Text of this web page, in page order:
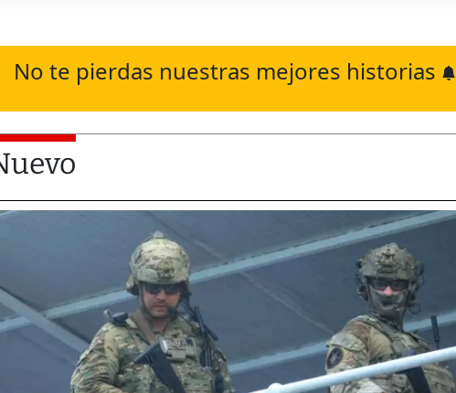
No te pierdas nuestras mejores historias